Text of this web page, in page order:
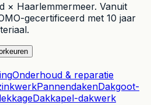
× Haarlemmermeer. Vanuit
gecertificeerd met 10 jaar
Onderhoud & reparatie
PannendakenDakgoot-
Dakkapel-dakwerk